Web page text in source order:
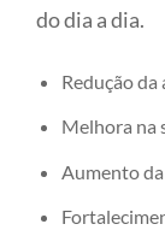
do dia a dia.
Redução da
Melhora na
Aumento